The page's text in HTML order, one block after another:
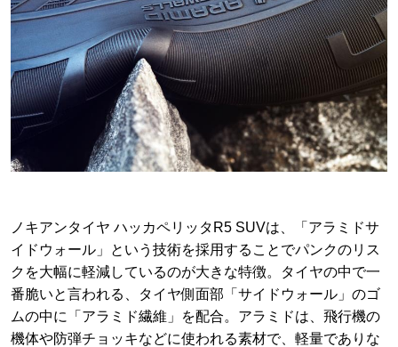
ノキアンタイヤ ハッカペリッタR5 SUVは、「アラミドサ
イドウォール」という技術を採用することでパンクのリス
クを大幅に軽減しているのが大きな特徴。タイヤの中で一
番脆いと言われる、タイヤ側面部「サイドウォール」のゴ
ムの中に「アラミド繊維」を配合。アラミドは、飛行機の
機体や防弾チョッキなどに使われる素材で、軽量でありな